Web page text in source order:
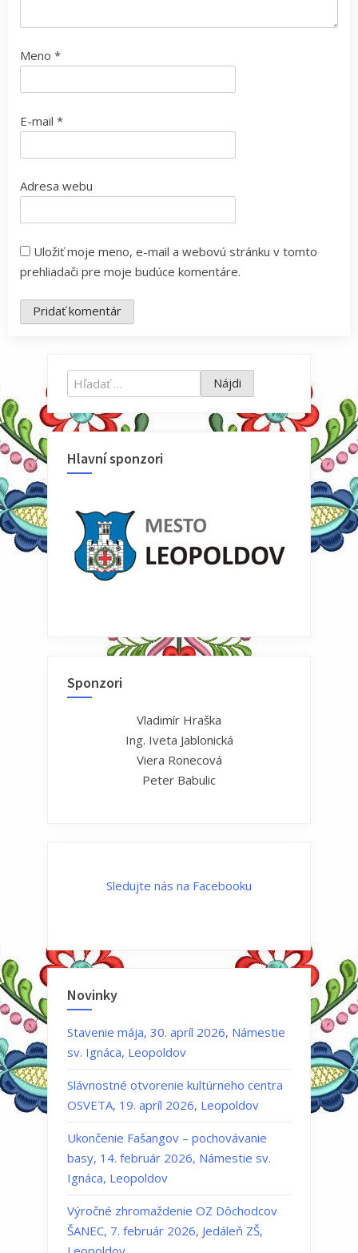
Meno *
E-mail *
Adresa webu
Uložiť moje meno, e-mail a webovú stránku v tomto
prehliadači pre moje budúce komentáre.
Hľadať:
Hlavní sponzori
Sponzori
Vladimír Hraška
Ing. Iveta Jablonická
Viera Ronecová
Peter Babulic
Sledujte nás na Facebooku
Novinky
Stavenie mája, 30. apríl 2026, Námestie
sv. Ignáca, Leopoldov
Slávnostné otvorenie kultúrneho centra
OSVETA, 19. apríl 2026, Leopoldov
Ukončenie Fašangov – pochovávanie
basy, 14. február 2026, Námestie sv.
Ignáca, Leopoldov
Výročné zhromaždenie OZ Dôchodcov
ŠANEC, 7. február 2026, Jedáleň ZŠ,